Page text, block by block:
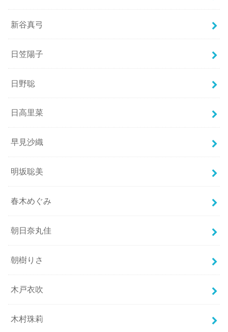
新谷真弓
日笠陽子
日野聡
日高里菜
早見沙織
明坂聡美
春木めぐみ
朝日奈丸佳
朝樹りさ
木戸衣吹
木村珠莉